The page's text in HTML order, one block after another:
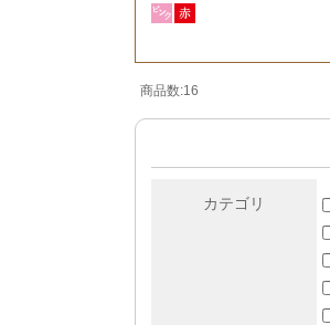
商品数:16
カテゴリ